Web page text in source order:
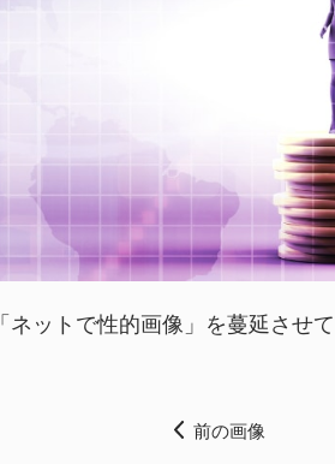
「ネットで性的画像」を蔓延させ
前の画像